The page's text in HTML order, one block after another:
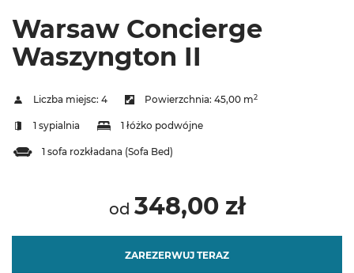
Warsaw Concierge
Waszyngton II
Liczba miejsc: 4 Powierzchnia: 45,00 m2
1 sypialnia 1 łóżko podwójne
1 sofa rozkładana (Sofa Bed)
od 348,00 zł
ZAREZERWUJ TERAZ